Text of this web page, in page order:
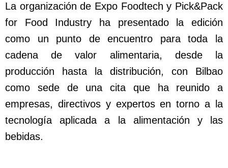
La organización de Expo Foodtech y Pick&Pack
for Food Industry ha presentado la edición
como un punto de encuentro para toda la
cadena de valor alimentaria, desde la
producción hasta la distribución, con Bilbao
como sede de una cita que ha reunido a
empresas, directivos y expertos en torno a la
tecnología aplicada a la alimentación y las
bebidas.